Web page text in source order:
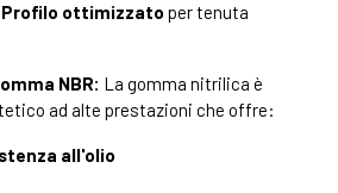
Profilo ottimizzato per tenuta
NBR: La gomma nitrilica è
ad alte prestazioni che offre:
all'olio